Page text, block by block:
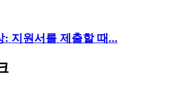
: 지원서를 제출할 때...